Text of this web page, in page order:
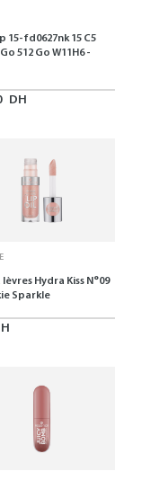
15-fd0627nk 15 C5
Go 512 Go W11H6 -
DH
lèvres Hydra Kiss N°09
Sparkle